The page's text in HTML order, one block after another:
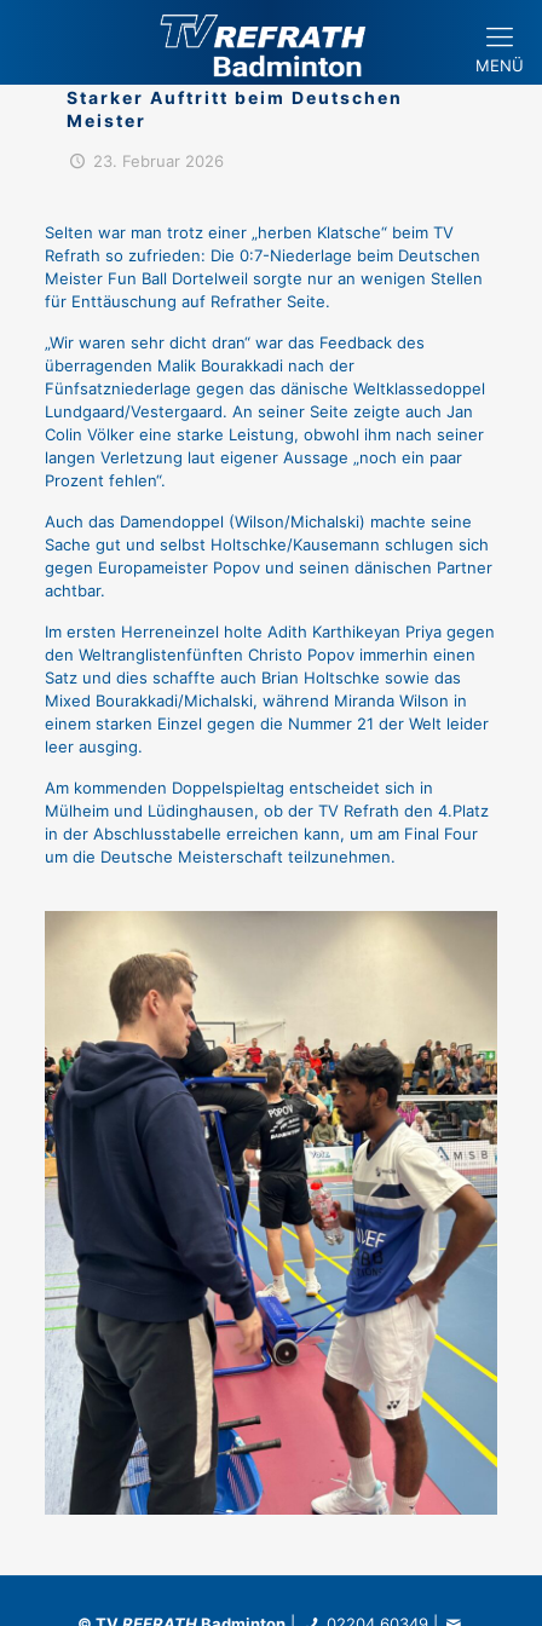
MENÜ
Starker Auftritt beim Deutschen
Meister
23. Februar 2026
Selten war man trotz einer „herben Klatsche“ beim TV
Refrath so zufrieden: Die 0:7-Niederlage beim Deutschen
Meister Fun Ball Dortelweil sorgte nur an wenigen Stellen
für Enttäuschung auf Refrather Seite.
„Wir waren sehr dicht dran“ war das Feedback des
überragenden Malik Bourakkadi nach der
Fünfsatzniederlage gegen das dänische Weltklassedoppel
Lundgaard/Vestergaard. An seiner Seite zeigte auch Jan
Colin Völker eine starke Leistung, obwohl ihm nach seiner
langen Verletzung laut eigener Aussage „noch ein paar
Prozent fehlen“.
Auch das Damendoppel (Wilson/Michalski) machte seine
Sache gut und selbst Holtschke/Kausemann schlugen sich
gegen Europameister Popov und seinen dänischen Partner
achtbar.
Im ersten Herreneinzel holte Adith Karthikeyan Priya gegen
den Weltranglistenfünften Christo Popov immerhin einen
Satz und dies schaffte auch Brian Holtschke sowie das
Mixed Bourakkadi/Michalski, während Miranda Wilson in
einem starken Einzel gegen die Nummer 21 der Welt leider
leer ausging.
Am kommenden Doppelspieltag entscheidet sich in
Mülheim und Lüdinghausen, ob der TV Refrath den 4.Platz
in der Abschlusstabelle erreichen kann, um am Final Four
um die Deutsche Meisterschaft teilzunehmen.